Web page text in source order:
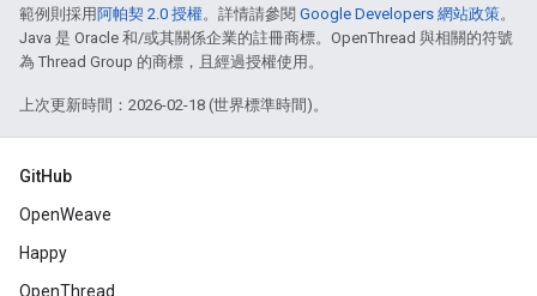
範例則採用 阿帕契 2.0 授權。詳情請參閱 Google Developers 網站政策。
Java 是 Oracle 和/或其關係企業的註冊商標。OpenThread 與相關的符號
為 Thread Group 的商標，且經過授權使用。
上次更新時間：2026-02-18 (世界標準時間)。
GitHub
OpenWeave
Happy
OpenThread